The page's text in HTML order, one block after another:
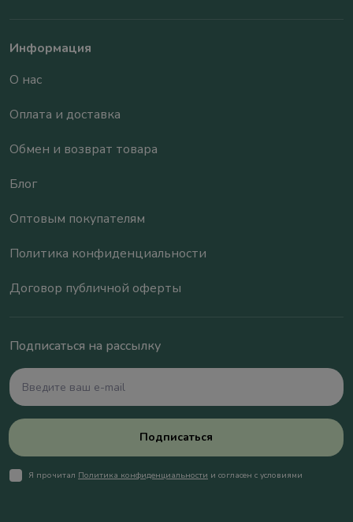
Информация
О нас
Оплата и доставка
Обмен и возврат товара
Блог
Оптовым покупателям
Политика конфиденциальности
Договор публичной оферты
Подписаться на рассылку
Подписаться
Я прочитал Политика конфиденциальности и согласен с условиями